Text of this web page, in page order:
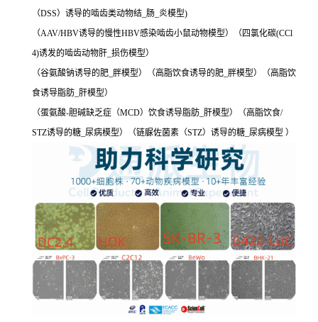
（DSS）诱导的啮齿类动物结_肠_炎模型)
（AAV/HBV诱导的慢性HBV感染啮齿小鼠动物模型）（四氯化碳(CCl
4)诱发的啮齿动物肝_损伤模型）
（谷氨酸钠诱导的肥_胖模型）（高脂饮食诱导的肥_胖模型）（高脂饮
食诱导脂肪_肝模型）
（蛋氨酸-胆碱缺乏症（MCD）饮食诱导脂肪_肝模型）（高脂饮食/
STZ诱导的糖_尿病模型）（链脲佐菌素（STZ）诱导的糖_尿病模型 ）